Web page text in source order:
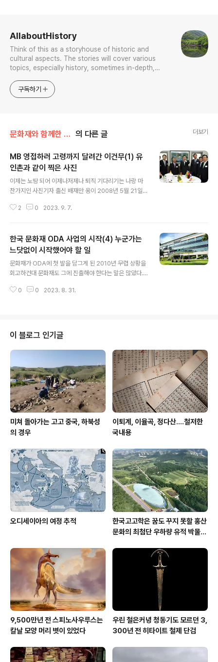
AllaboutHistory
Think of this as a storyhouse of historic and
cultural aspects. The stories will cover various
topics, especially history, sometimes in-depth,
approach will be to resist any common sense or
generalized viewpoint
구독하기
문화재와 함께한 나날들 의 다른 글 더보기
MB 영접하러 고령까지 달려간 이건무(1) 유
인촌과 같이 찍은 사진
이제는 노땅 되어 이제나저제나 퇴직 기다리기는 나랑 마
찬가지인 사진기자 출신 배재만 옹이 2008년 5월 21일
한 이 사진 설명은 이렇다. 대가야 박물관 둘러보는 이 대통
른쪽), 유인촌 문화체육관광부 장관(왼쪽에서 두번째) 등과
함께 얘기를 나누고 있다. 제목에 문제가 좀 있다. 이건 대
가야박물관을 둘러보는 장면이 아닌 까닭이다. 대가야박물
관 어느 공간인지는 이쪽에서 일하는 사람들이 알 터이고,
겠고, 그 다음이 유인촌 문화체육관광부 장관(아따 젊게 보
2 0 2023. 9. 7.
한국 문화재 ODA 사업의 시작(4) 누군가는
느닷없이 시작했어야 할 일
문화재가 ODA에 첫 발을 담그게 된 2010년 무렵 상황을
회고하건대 문화재도 그에 진출해야 한다는 말은 많았다.
만 번번이 좌절했다고 안다.따라서 저 일, 곧 정병국 당시
소리를 구체로 실천할 발판을 마련했다는 점에서 획기라
해야 한다.실제 저를 깃발로 삼아 문화재가 마침내 ODA에
깃발을 꽂았기 때문이다.물론 저 일은 문화재청을 들쑤셨
으니 저 합의는 사전에 문화재청과 그 어떤 사전협의도 없
었던 까닭이다.당시 문화재청 교류협력과 실무를 맡았던
모씨는 앞선 포스팅에 느닷없이 치닥거리하느..
0 0 2023. 8. 31.
이 블로그 인기글
미쳐 돌아가는 고고 중국, 하북성
의 경우
이퇴계, 이율곡, 정다산....철저한
국내용
오디세이아의 여정 추적
한국고고학은 꿈도 꾸지 못할 홍산
문화의 최첨단 우하량 유적 박물관
9,500만년 전 스피노사우루스는
칼날 모양 머리 볏이 있었다
우린 철은커녕 청동기도 모르던 3,
300년 전 히타이트 철제 단검